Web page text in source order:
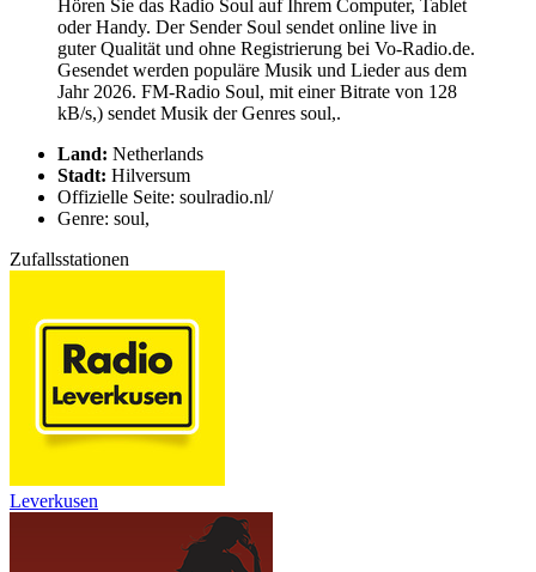
Hören Sie das Radio Soul auf Ihrem Computer, Tablet
oder Handy. Der Sender Soul sendet online live in
guter Qualität und ohne Registrierung bei Vo-Radio.de.
Gesendet werden populäre Musik und Lieder aus dem
Jahr 2026. FM-Radio Soul, mit einer Bitrate von 128
kB/s,) sendet Musik der Genres soul,.
Land: Netherlands
Stadt: Hilversum
Offizielle Seite: soulradio.nl/
Genre: soul,
Zufallsstationen
Leverkusen